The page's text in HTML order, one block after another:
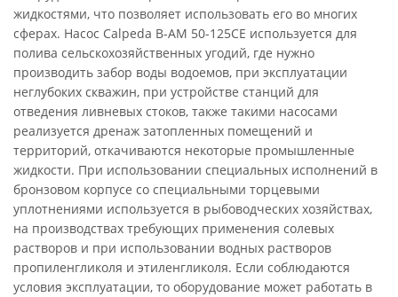
жидкостями, что позволяет использовать его во многих
сферах. Насос Calpeda B-AM 50-125CE используется для
полива сельскохозяйственных угодий, где нужно
производить забор воды водоемов, при эксплуатации
неглубоких скважин, при устройстве станций для
отведения ливневых стоков, также такими насосами
реализуется дренаж затопленных помещений и
территорий, откачиваются некоторые промышленные
жидкости. При использовании специальных исполнений в
бронзовом корпусе со специальными торцевыми
уплотнениями используется в рыбоводческих хозяйствах,
на производствах требующих применения солевых
растворов и при использовании водных растворов
пропиленгликоля и этиленгликоля. Если соблюдаются
условия эксплуатации, то оборудование может работать в